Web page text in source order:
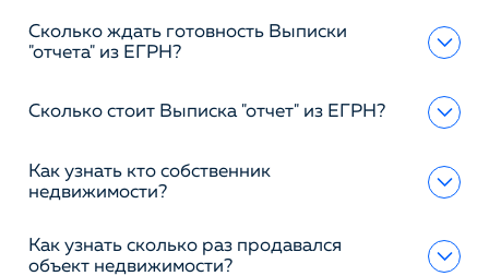
Сколько ждать готовность Выписки
"отчета" из ЕГРН?
Сколько стоит Выписка "отчет" из ЕГРН?
Как узнать кто собственник
недвижимости?
Как узнать сколько раз продавался
объект недвижимости?